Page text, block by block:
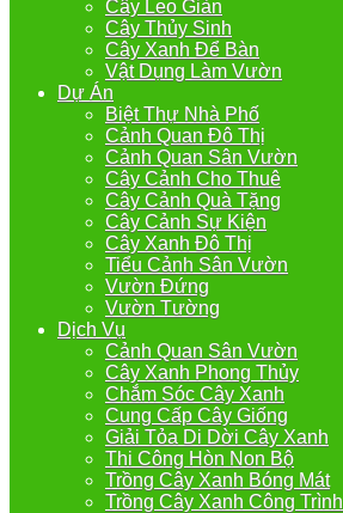
Cây Leo Giàn
Cây Thủy Sinh
Cây Xanh Để Bàn
Vật Dụng Làm Vườn
Dự Án
Biệt Thự Nhà Phố
Cảnh Quan Đô Thị
Cảnh Quan Sân Vườn
Cây Cảnh Cho Thuê
Cây Cảnh Quà Tặng
Cây Cảnh Sự Kiện
Cây Xanh Đô Thị
Tiểu Cảnh Sân Vườn
Vườn Đứng
Vườn Tường
Dịch Vụ
Cảnh Quan Sân Vườn
Cây Xanh Phong Thủy
Chắm Sóc Cây Xanh
Cung Cấp Cây Giống
Giải Tỏa Di Dời Cây Xanh
Thi Công Hòn Non Bộ
Trồng Cây Xanh Bóng Mát
Trồng Cây Xanh Công Trình